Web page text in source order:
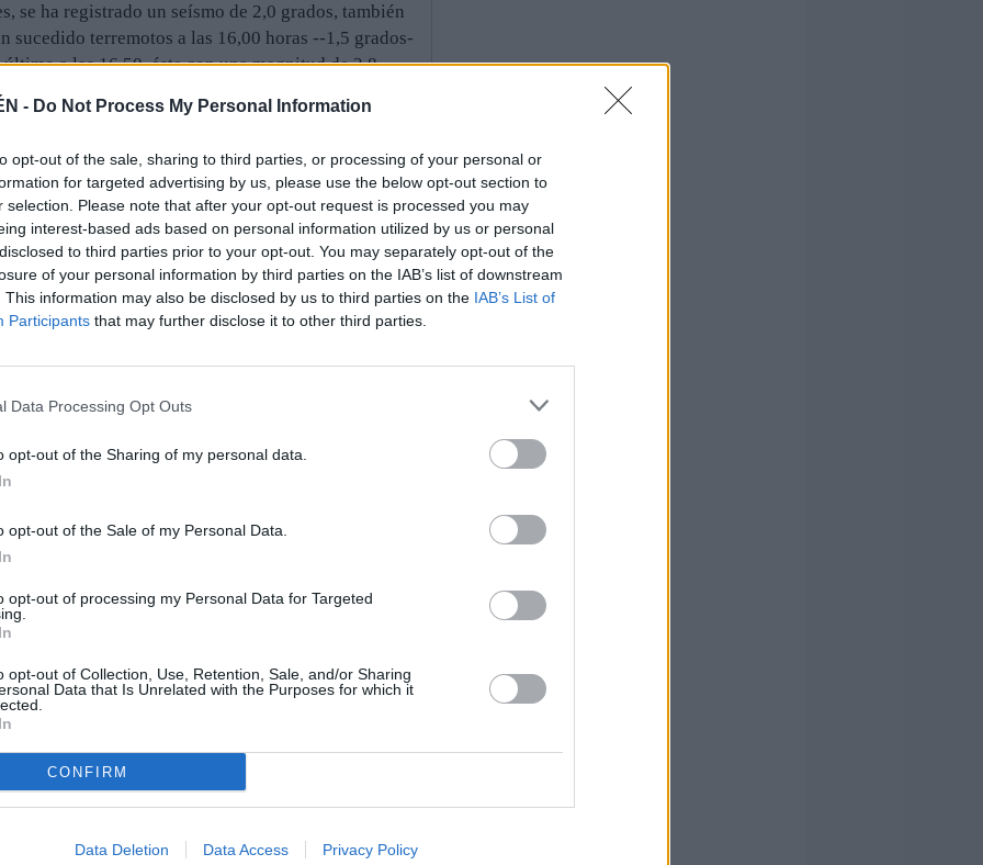
- Do Not Process My Personal Information
opt-out of the sale, sharing to third parties, or processing of your personal or
for targeted advertising by us, please use the below opt-out section to
selection. Please note that after your opt-out request is processed you may
interest-based ads based on personal information utilized by us or personal
to third parties prior to your opt-out. You may separately opt-out of the
of your personal information by third parties on the IAB’s list of downstream
This information may also be disclosed by us to third parties on the IAB’s List of
Participants that may further disclose it to other third parties.
Data Processing Opt Outs
opt-out of the Sharing of my personal data.
opt-out of the Sale of my Personal Data.
opt-out of processing my Personal Data for Targeted
opt-out of Collection, Use, Retention, Sale, and/or Sharing
Data that Is Unrelated with the Purposes for which it
CONFIRM
Data Deletion Data Access Privacy Policy
se ha registrado un seísmo de 2,0 grados, también
sucedido terremotos a las 16,00 horas --1,5 grados-
a las 16,50, éste con una magnitud de 2,8
1,6 grados en la escala Richter, ha tenido como
de El Coronil y se ha registrado a las 17,37
a las 15,35 horas de este martes un seísmo de
al este de Montellano. Tras este suceso, el
Andalucía ha contabilizado aproximadamente
de las provincias de Sevilla, Cádiz, Huelva y
Morón de la Frontera, El Coronil, Pruna,
Fuengirola, Ubrique, Algodonales,
Rey.
según los datos del IGN, en Coripe, Camas,
Lora del Río, Mairena del Aljarafe, El Bosque,
capital, Marbella, Estepona o